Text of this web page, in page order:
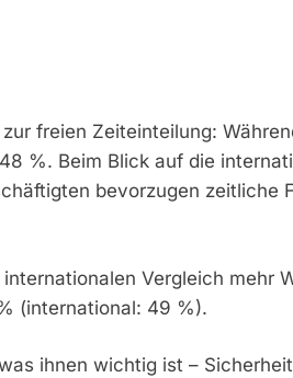
freien Zeiteinteilung:
%. Beim Blick auf die
bevorzugen zeitliche
Vergleich mehr
(international: 49 %).
ihnen wichtig ist –